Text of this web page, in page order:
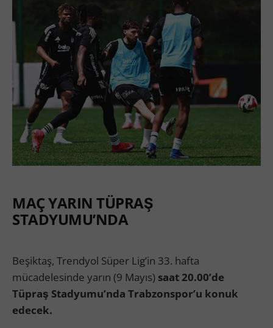
MAÇ YARIN TÜPRAŞ
STADYUMU’NDA
Beşiktaş, Trendyol Süper Lig’in 33. hafta
mücadelesinde yarın (9 Mayıs) saat 20.00’de
Tüpraş Stadyumu’nda Trabzonspor’u konuk
edecek.